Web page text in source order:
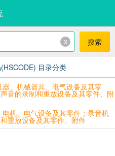
x 搜索
目录分类
、机械器具、电气设备及其零
音的录制和重放设备及其零件、附
机、电气设备及其零件；录音机
重放设备及其零件、附件